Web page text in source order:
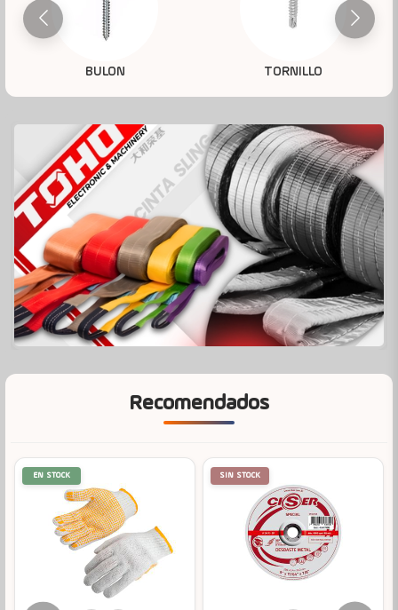
BULON TORNILLO
Recomendados
EN STOCK SIN STOCK